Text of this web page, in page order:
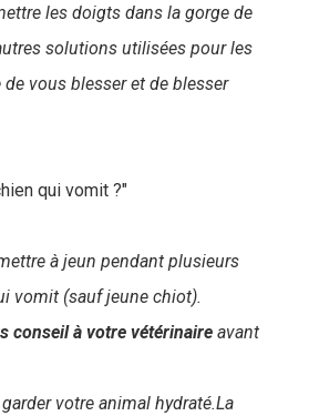
les doigts dans la gorge de
solutions utilisées pour les
vous blesser et de blesser
qui vomit ?"
à jeun pendant plusieurs
vomit (sauf jeune chiot).
conseil à votre vétérinaire avant
votre animal hydraté.La